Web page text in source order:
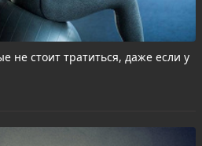
не стоит тратиться, даже если у